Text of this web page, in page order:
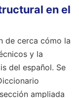
en el
de cerca cómo la
y la
del español. Se
ampliada